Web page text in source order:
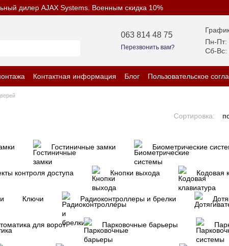
дилер AJAX Systems. Военным скидка 10%
063 814 48 75
Перезвонить вам?
Пн-Пт:
Сб-Вс:
Контактная информация Блог
Пользовательское
Сортировка:
Гостиничные замки Биометрические
контроля доступа Кнопки выхода Кодовая
Ключи Радиоконтроллеры и брелки
для ворот Парковочные барьеры